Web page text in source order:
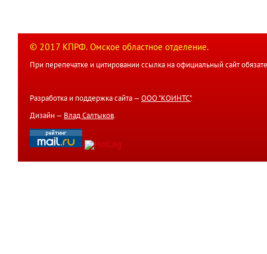
© 2017 КПРФ. Омское областное отделение.
При перепечатке и цитировании ссылка на официальный сайт
Разработка и поддержка сайта — ООО "КОИНТС".
Дизайн — Влад Салтыков.